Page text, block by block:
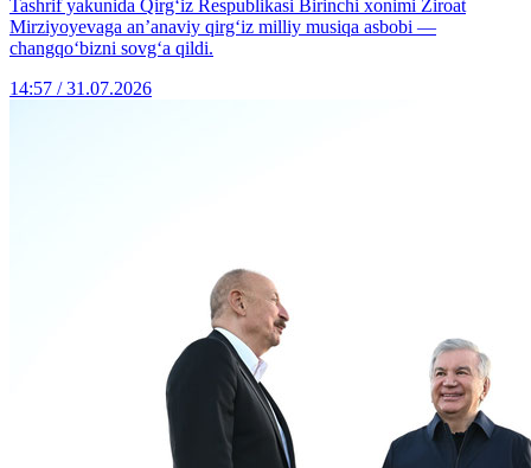
Tashrif yakunida Qirg‘iz Respublikasi Birinchi xonimi Ziroat
Mirziyoyevaga an’anaviy qirg‘iz milliy musiqa asbobi —
changqo‘bizni sovg‘a qildi.
14:57 / 31.07.2026